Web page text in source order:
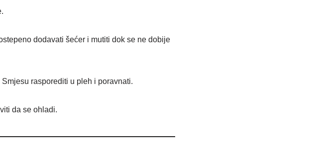
dodavati šećer i mutiti dok se ne dobije
rasporediti u pleh i poravnati.
da se ohladi.